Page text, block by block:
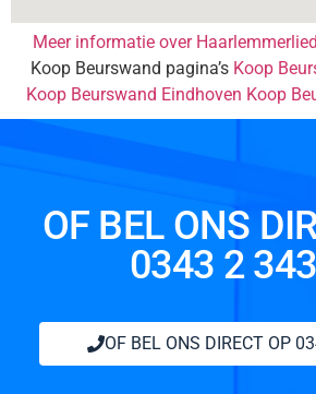
Meer informatie over
Koop Beurswand pagina’s Koop
Koop Beurswand Eindhoven Koop
OF BEL ONS
0343 2
OF BEL ONS DIRECT OP